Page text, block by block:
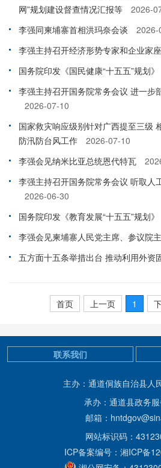
网”规划建设督查情况汇报等
2026-
李强同柬埔寨首相洪玛奈会谈
2026-
李强主持召开经济形势专家和企业家
国务院印发《国民健康“十五五”规划》
李强主持召开国务院常务会议 进一步
2026-07-10
国家救灾响应级别针对广西提至三级
防汛防台风工作
2026-07-10
李强会见纳米比亚总统恩代特瓦
李强主持召开国务院常务会议 听取人
2026-06-30
国务院印发《教育发展“十五五”规划》
李强会见柬埔寨人民党主席、参议院
五方面十五条举措出台 推动利用外资
首页 上一页 1
主办：通道侗族自治县人
承办：通道县政务
邮箱：
网站标识码：
ICP备案编号：湘ICP备
联系我们